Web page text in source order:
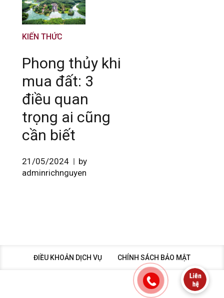
KIẾN THỨC
Phong thủy khi
mua đất: 3
điều quan
trọng ai cũng
cần biết
21/05/2024
by
adminrichnguyen
ĐIỀU KHOẢN DỊCH VỤ CHÍNH SÁCH BẢO MẬT